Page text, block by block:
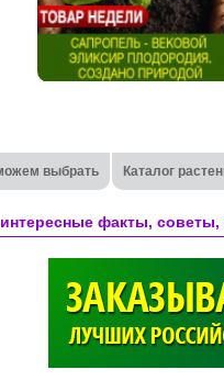
выбрать Каталог
факты,